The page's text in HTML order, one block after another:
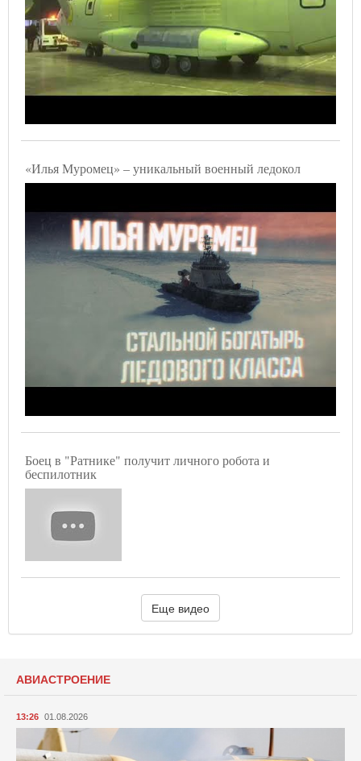
«Илья Муромец» – уникальный военный ледокол
Боец в "Ратнике" получит личного робота и
беспилотник
Еще видео
АВИАСТРОЕНИЕ
13:26 01.08.2026